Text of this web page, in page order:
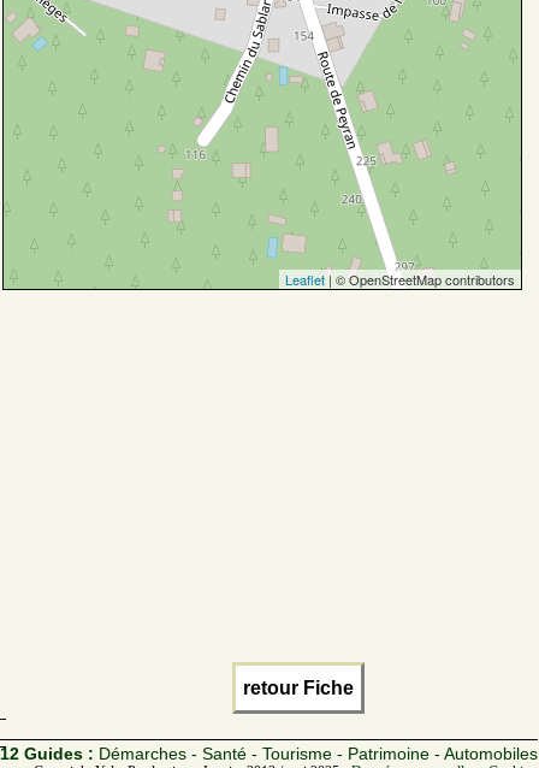
Leaflet | © OpenStreetMap contributors
retour Fiche
12 Guides : Démarches - Santé - Tourisme - Patrimoine - Automobiles